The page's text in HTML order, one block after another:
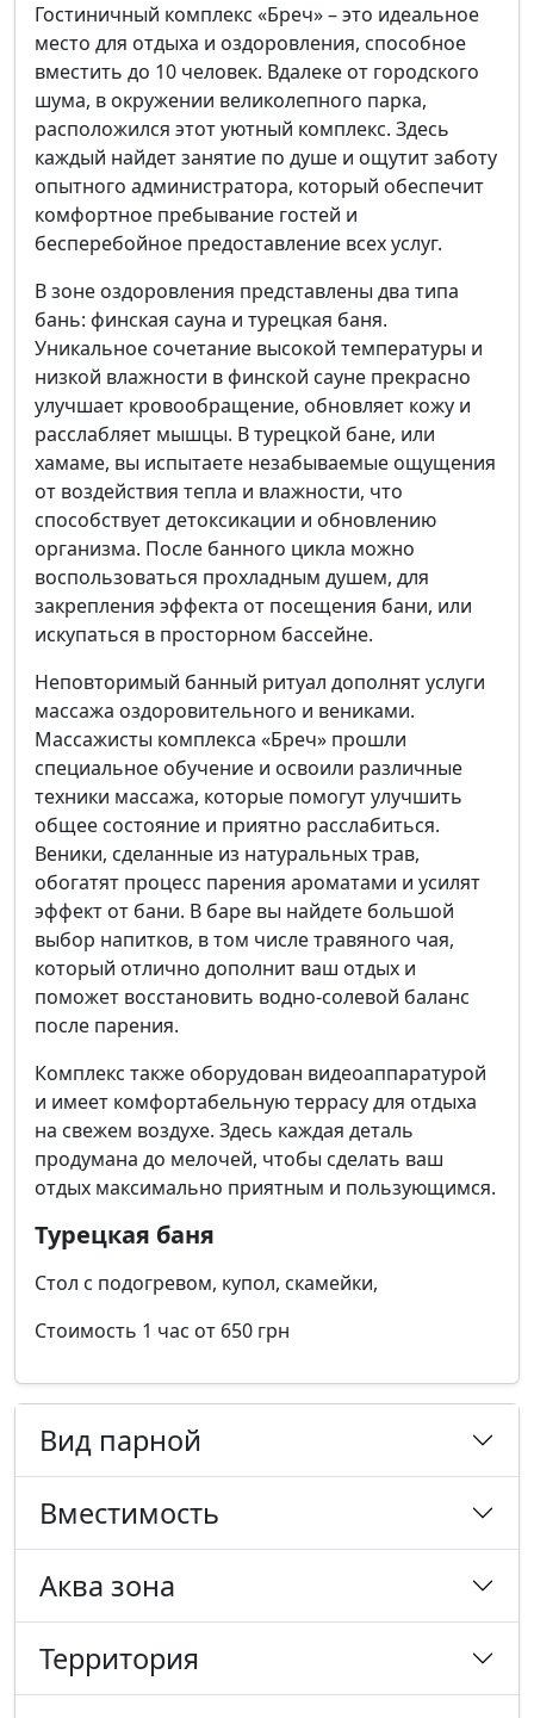
Гостиничный комплекс «Бреч» – это идеальное
место для отдыха и оздоровления, способное
вместить до 10 человек. Вдалеке от городского
шума, в окружении великолепного парка,
расположился этот уютный комплекс. Здесь
каждый найдет занятие по душе и ощутит заботу
опытного администратора, который обеспечит
комфортное пребывание гостей и
бесперебойное предоставление всех услуг.
В зоне оздоровления представлены два типа
бань: финская сауна и турецкая баня.
Уникальное сочетание высокой температуры и
низкой влажности в финской сауне прекрасно
улучшает кровообращение, обновляет кожу и
расслабляет мышцы. В турецкой бане, или
хамаме, вы испытаете незабываемые ощущения
от воздействия тепла и влажности, что
способствует детоксикации и обновлению
организма. После банного цикла можно
воспользоваться прохладным душем, для
закрепления эффекта от посещения бани, или
искупаться в просторном бассейне.
Неповторимый банный ритуал дополнят услуги
массажа оздоровительного и вениками.
Массажисты комплекса «Бреч» прошли
специальное обучение и освоили различные
техники массажа, которые помогут улучшить
общее состояние и приятно расслабиться.
Веники, сделанные из натуральных трав,
обогатят процесс парения ароматами и усилят
эффект от бани. В баре вы найдете большой
выбор напитков, в том числе травяного чая,
который отлично дополнит ваш отдых и
поможет восстановить водно-солевой баланс
после парения.
Комплекс также оборудован видеоаппаратурой
и имеет комфортабельную террасу для отдыха
на свежем воздухе. Здесь каждая деталь
продумана до мелочей, чтобы сделать ваш
отдых максимально приятным и пользующимся.
Турецкая баня
Стол с подогревом, купол, скамейки,
Стоимость 1 час от 650 грн
Вид парной
Вместимость
Аква зона
Территория